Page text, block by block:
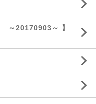
～20170903～ 】